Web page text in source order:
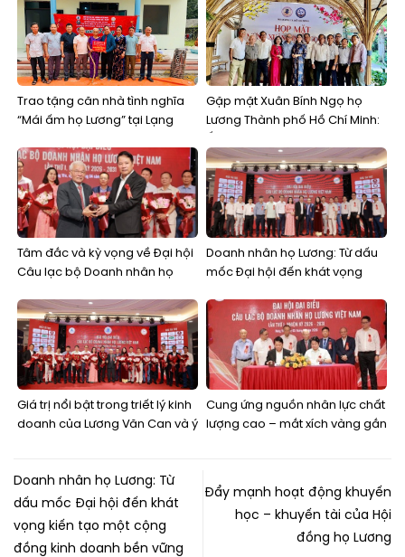
họ Lương Việt Nam
Trao tặng căn nhà tình nghĩa
“Mái ấm họ Lương” tại Lạng
Gặp mặt Xuân Bính Ngọ họ
Lương Thành phố Hồ Chí Minh:
thế hệ
Tâm đắc và kỳ vọng về Đại hội
Câu lạc bộ Doanh nhân họ
Doanh nhân họ Lương: Từ dấu
mốc Đại hội đến khát vọng
doanh bền vững
Giá trị nổi bật trong triết lý kinh
doanh của Lương Văn Can và ý
Cung ứng nguồn nhân lực chất
lượng cao – mắt xích vàng gắn
Doanh nhân họ Lương: Từ
dấu mốc Đại hội đến khát
vọng kiến tạo một cộng
đồng kinh doanh bền vững
Đẩy mạnh hoạt động khuyến
học – khuyến tài của Hội
đồng họ Lương